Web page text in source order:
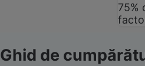
75%
Ghid de